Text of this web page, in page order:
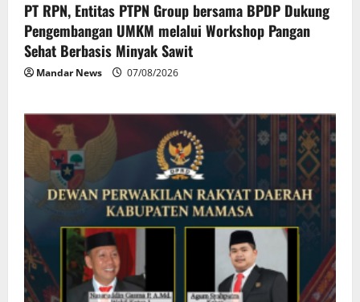
PT RPN, Entitas PTPN Group bersama BPDP Dukung
Pengembangan UMKM melalui Workshop Pangan
Sehat Berbasis Minyak Sawit
Mandar News 07/08/2026